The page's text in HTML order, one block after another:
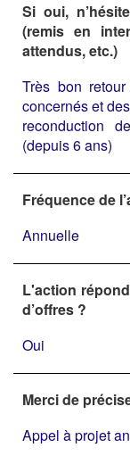
Si oui,
(remis en
attendus, etc.)
Très bon
concernés et
reconduction
(depuis 6 ans)
Fréquence de
Annuelle
L'action
d’offres ?
Oui
Merci de
Appel à projet